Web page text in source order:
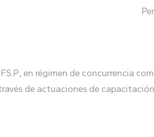
en régimen de concurrencia
de actuaciones de